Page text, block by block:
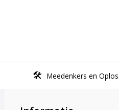
Meedenkers en